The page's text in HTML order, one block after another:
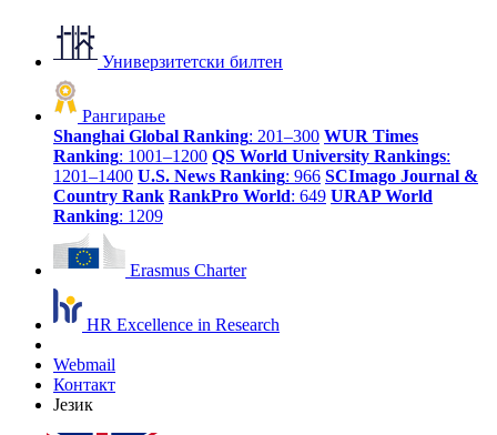
Универзитетски билтен
Рангирање
Shanghai Global Ranking: 201–300 WUR Times
Ranking: 1001–1200 QS World University Rankings:
1201–1400 U.S. News Ranking: 966 SCImago Journal &
Country Rank RankPro World: 649 URAP World
Ranking: 1209
Erasmus Charter
HR Excellence in Research
Webmail
Контакт
Језик